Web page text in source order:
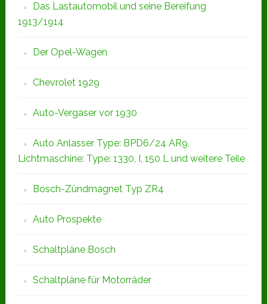
Das Lastautomobil und seine Bereifung
1913/1914
Der Opel-Wagen
Chevrolet 1929
Auto-Vergaser vor 1930
Auto Anlasser Type: BPD6/24 AR9,
Lichtmaschine: Type: 1330, I, 150 L und weitere Teile
Bosch-Zündmagnet Typ ZR4
Auto Prospekte
Schaltpläne Bosch
Schaltpläne für Motorräder